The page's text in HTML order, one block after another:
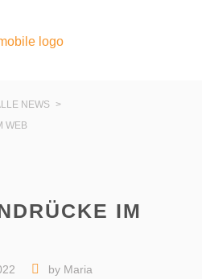
NEWS >
WEB
IM
by Maria